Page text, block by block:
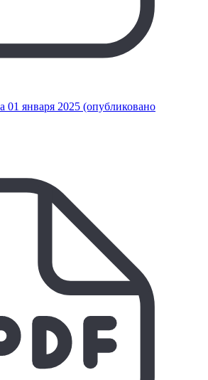
января 2025 (опубликовано